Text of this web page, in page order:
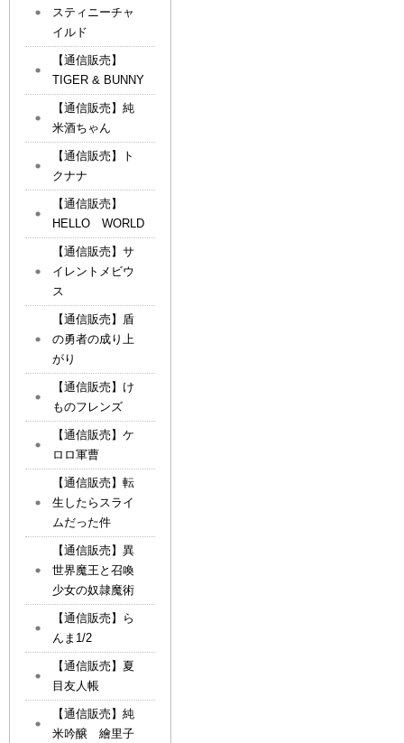
スティニーチャ
イルド
【通信販売】
TIGER & BUNNY
【通信販売】純
米酒ちゃん
【通信販売】ト
クナナ
【通信販売】
HELLO WORLD
【通信販売】サ
イレントメビウ
ス
【通信販売】盾
の勇者の成り上
がり
【通信販売】け
ものフレンズ
【通信販売】ケ
ロロ軍曹
【通信販売】転
生したらスライ
ムだった件
【通信販売】異
世界魔王と召喚
少女の奴隷魔術
【通信販売】ら
んま1/2
【通信販売】夏
目友人帳
【通信販売】純
米吟醸 繪里子